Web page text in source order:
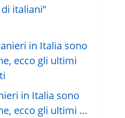
italiani”
in Italia sono
ecco gli ultimi …